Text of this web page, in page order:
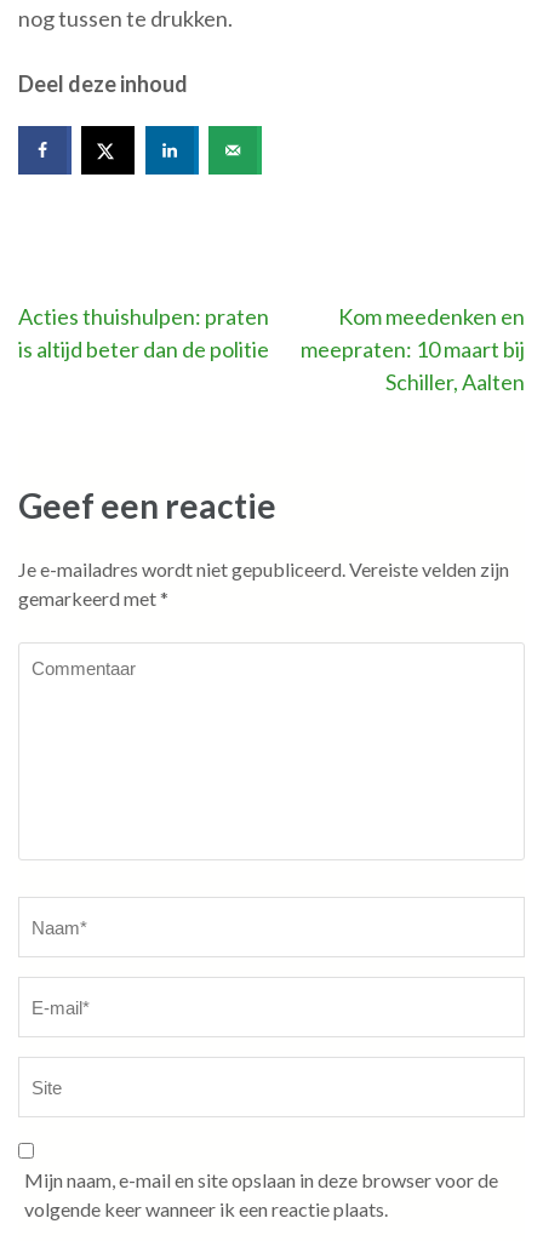
nog tussen te drukken.
Deel deze inhoud
Bericht
navigatie
Acties thuishulpen: praten
is altijd beter dan de politie
Kom meedenken en
meepraten: 10 maart bij
Schiller, Aalten
Geef een reactie
Je e-mailadres wordt niet gepubliceerd.Vereiste velden zijn
gemarkeerd met*
Mijn naam, e-mail en site opslaan in deze browser voor de
volgende keer wanneer ik een reactie plaats.